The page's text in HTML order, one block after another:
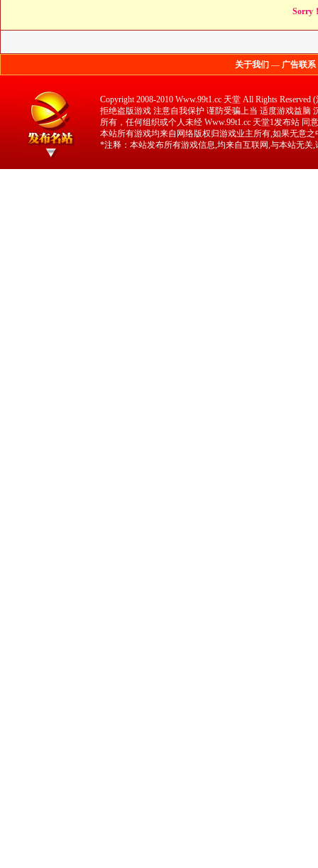
Sorry
关于我们 — 广告联系
Copyright 2008-2010 Www.99t1.cc 天堂 All Rights
拒绝盗版游戏 注意自我保护 谨防受骗上当 适度游戏益脑
所有，任何组织或个人未经 Www.99t1.cc 天堂1发布站 同
本站所有游戏均来自网络版权归游戏业主所有,如果无意
*注释：本站发布所有游戏信息,均来自互联网,与本站无